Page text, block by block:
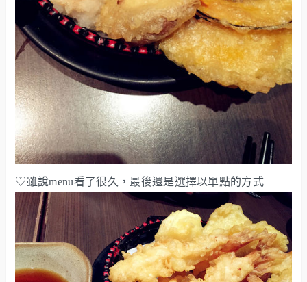
♡雖說menu看了很久，最後還是選擇以單點的方式